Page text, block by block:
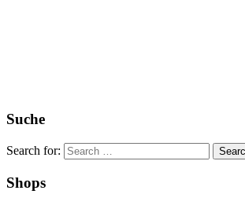
Suche
Search for:
Shops